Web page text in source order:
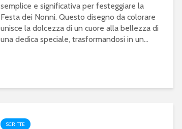
semplice e significativa per festeggiare la
Festa dei Nonni. Questo disegno da colorare
unisce la dolcezza di un cuore alla bellezza di
una dedica speciale, trasformandosi in un...
SCRITTE